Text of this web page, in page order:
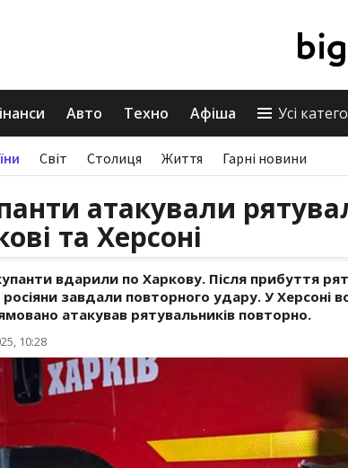
Авто Техно Афіша Усі
Світ Столиця Життя Гарні новини
атакували
та Херсоні
вдарили по Харкову. Після прибуття
завдали повторного удару. У Херсоні
атакував рятувальників повторно.
10:28